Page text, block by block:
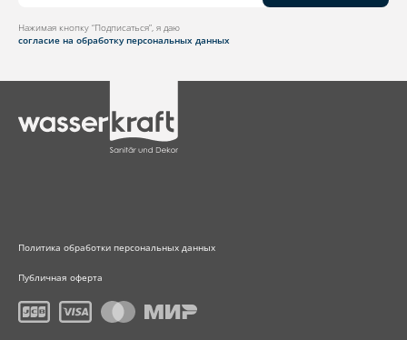
Нажимая кнопку “Подписаться”, я даю
согласие на обработку персональных данных
Политика обработки персональных данных
Публичная оферта